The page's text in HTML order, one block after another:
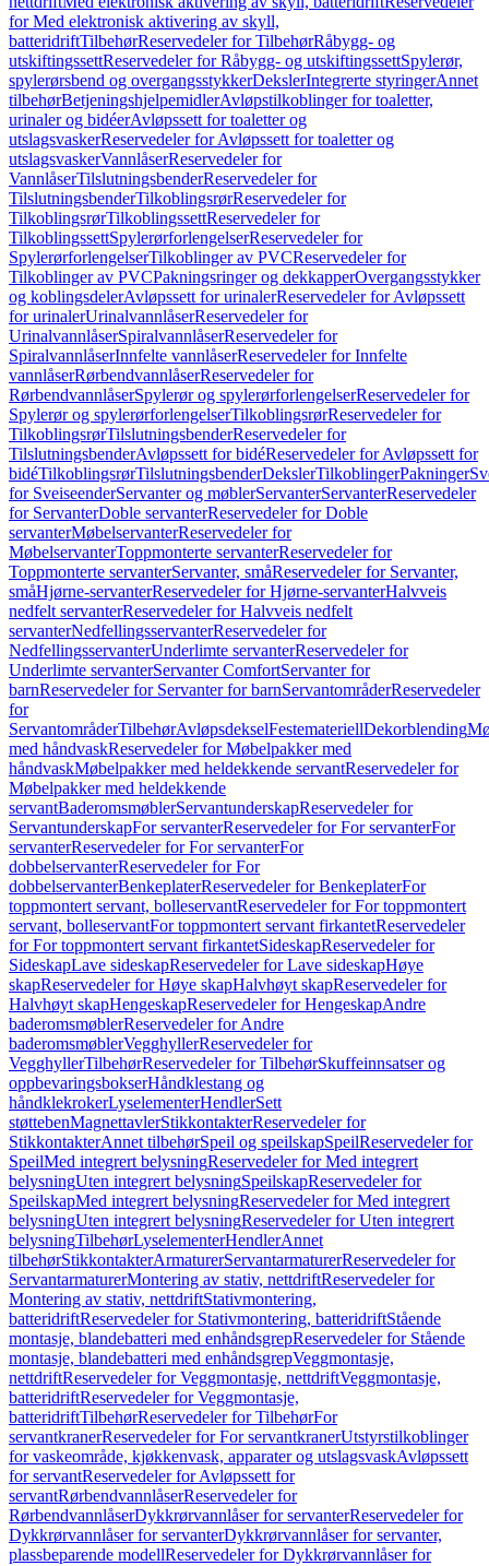
for Med elektronisk aktivering av skyll,
batteridriftTilbehørReservedeler for TilbehørRåbygg- og
utskiftingssettReservedeler for Råbygg- og utskiftingssettSpylerør,
spylerørsbend og overgangsstykkerDekslerIntegrerte styringerAnnet
tilbehørBetjeningshjelpemidlerAvløpstilkoblinger for toaletter,
urinaler og bidéerAvløpssett for toaletter og
utslagsvaskerReservedeler for Avløpssett for toaletter og
utslagsvaskerVannlåserReservedeler for
VannlåserTilslutningsbenderReservedeler for
TilslutningsbenderTilkoblingsrørReservedeler for
TilkoblingsrørTilkoblingssettReservedeler for
TilkoblingssettSpylerørforlengelserReservedeler for
SpylerørforlengelserTilkoblinger av PVCReservedeler for
Tilkoblinger av PVCPakningsringer og dekkapperOvergangsstykker
og koblingsdelerAvløpssett for urinalerReservedeler for Avløpssett
for urinalerUrinalvannlåserReservedeler for
UrinalvannlåserSpiralvannlåserReservedeler for
SpiralvannlåserInnfelte vannlåserReservedeler for Innfelte
vannlåserRørbendvannlåserReservedeler for
RørbendvannlåserSpylerør og spylerørforlengelserReservedeler for
Spylerør og spylerørforlengelserTilkoblingsrørReservedeler for
TilkoblingsrørTilslutningsbenderReservedeler for
TilslutningsbenderAvløpssett for bidéReservedeler for Avløpssett for
bidéTilkoblingsrørTilslutningsbenderDekslerTilkoblingerPakninger
for SveiseenderServanter og møblerServanterServanterReservedeler
for ServanterDoble servanterReservedeler for Doble
servanterMøbelservanterReservedeler for
MøbelservanterToppmonterte servanterReservedeler for
Toppmonterte servanterServanter, småReservedeler for Servanter,
småHjørne-servanterReservedeler for Hjørne-servanterHalvveis
nedfelt servanterReservedeler for Halvveis nedfelt
servanterNedfellingsservanterReservedeler for
NedfellingsservanterUnderlimte servanterReservedeler for
Underlimte servanterServanter ComfortServanter for
barnReservedeler for Servanter for barnServantområderReservedeler
for
ServantområderTilbehørAvløpsdekselFestemateriellDekorblending
med håndvaskReservedeler for Møbelpakker med
håndvaskMøbelpakker med heldekkende servantReservedeler for
Møbelpakker med heldekkende
servantBaderomsmøblerServantunderskapReservedeler for
ServantunderskapFor servanterReservedeler for For servanterFor
servanterReservedeler for For servanterFor
dobbelservanterReservedeler for For
dobbelservanterBenkeplaterReservedeler for BenkeplaterFor
toppmontert servant, bolleservantReservedeler for For toppmontert
servant, bolleservantFor toppmontert servant firkantetReservedeler
for For toppmontert servant firkantetSideskapReservedeler for
SideskapLave sideskapReservedeler for Lave sideskapHøye
skapReservedeler for Høye skapHalvhøyt skapReservedeler for
Halvhøyt skapHengeskapReservedeler for HengeskapAndre
baderomsmøblerReservedeler for Andre
baderomsmøblerVegghyllerReservedeler for
VegghyllerTilbehørReservedeler for TilbehørSkuffeinnsatser og
oppbevaringsbokserHåndklestang og
håndklekrokerLyselementerHendlerSett
støttebenMagnettavlerStikkontakterReservedeler for
StikkontakterAnnet tilbehørSpeil og speilskapSpeilReservedeler for
SpeilMed integrert belysningReservedeler for Med integrert
belysningUten integrert belysningSpeilskapReservedeler for
SpeilskapMed integrert belysningReservedeler for Med integrert
belysningUten integrert belysningReservedeler for Uten integrert
belysningTilbehørLyselementerHendlerAnnet
tilbehørStikkontakterArmaturerServantarmaturerReservedeler for
ServantarmaturerMontering av stativ, nettdriftReservedeler for
Montering av stativ, nettdriftStativmontering,
batteridriftReservedeler for Stativmontering, batteridriftStående
montasje, blandebatteri med enhåndsgrepReservedeler for Stående
montasje, blandebatteri med enhåndsgrepVeggmontasje,
nettdriftReservedeler for Veggmontasje, nettdriftVeggmontasje,
batteridriftReservedeler for Veggmontasje,
batteridriftTilbehørReservedeler for TilbehørFor
servantkranerReservedeler for For servantkranerUtstyrstilkoblinger
for vaskeområde, kjøkkenvask, apparater og utslagsvaskAvløpssett
for servantReservedeler for Avløpssett for
servantRørbendvannlåserReservedeler for
RørbendvannlåserDykkrørvannlåser for servanterReservedeler for
Dykkrørvannlåser for servanterDykkrørvannlåser for servanter,
plassbeparende modellReservedeler for Dykkrørvannlåser for